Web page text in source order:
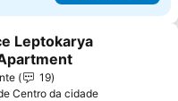
aos favoritos
Leptokarya
19
Centro da cidade